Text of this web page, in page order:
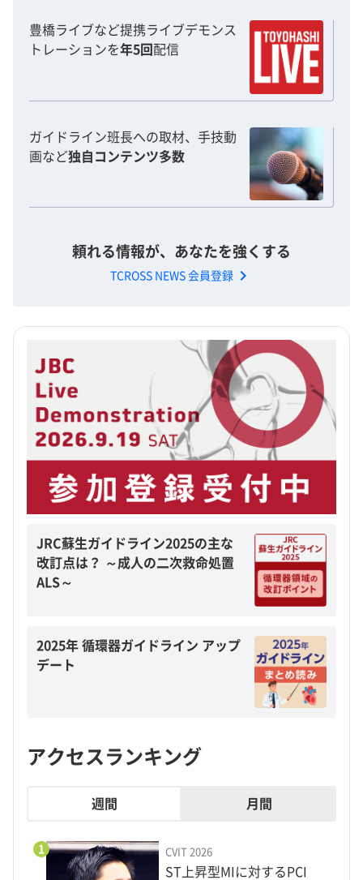
豊橋ライブなど提携ライブデモンス
トレーションを年5回 配信
ガイドライン班長への取材、手技動
画など独自コンテンツ多数
頼れる情報が、あなたを強くする
TCROSS NEWS 会員登録 chevron_right
JRC蘇生ガイドライン2025の主な
改訂点は？ ～成人の二次救命処置
ALS～
2025年 循環器ガイドライン アップ
デート
アクセスランキング
週間 月間
1 CVIT 2026
ST上昇型MIに対するPCI